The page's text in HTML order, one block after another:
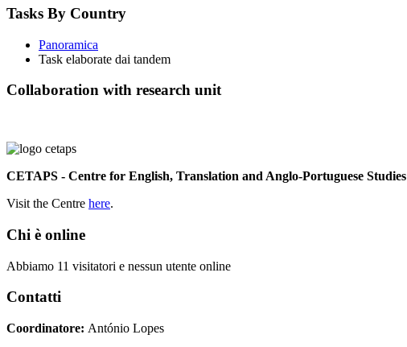
Tasks By Country
Panoramica
Task elaborate dai tandem
Collaboration with research unit
CETAPS - Centre for English, Translation and Anglo-Portuguese Studies
Visit the Centre here.
Chi è online
Abbiamo 11 visitatori e nessun utente online
Contatti
Coordinatore: António Lopes